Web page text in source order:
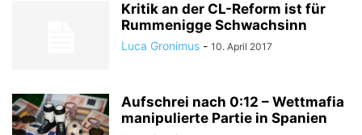
Kritik an der CL-Reform ist für
Rummenigge Schwachsinn
Luca Gronimus - 10. April 2017
Aufschrei nach 0:12 – Wettmafia
manipulierte Partie in Spanien